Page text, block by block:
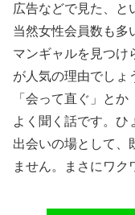
広告などで見た、と
当然女性会員数も多
マンギャルを見つけ
が人気の理由でしょ
「会って直ぐ」と
よく聞く話です。ひ
出会いの場として、
ません。まさにワク